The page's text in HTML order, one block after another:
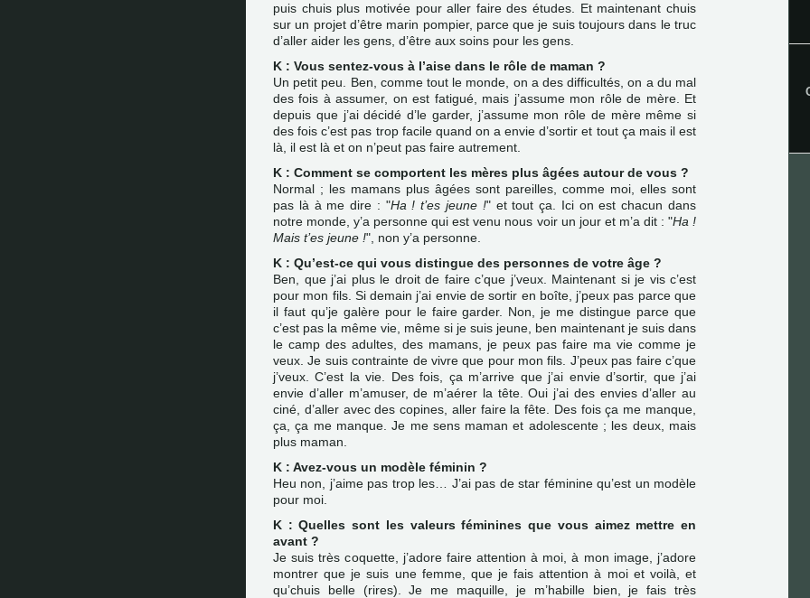
puis chuis plus motivée pour aller faire des études. Et maintenant chuis
sur un projet d’être marin pompier, parce que je suis toujours dans le truc
d’aller aider les gens, d’être aux soins pour les gens.
K : Vous sentez-vous à l’aise dans le rôle de maman ?
Un petit peu. Ben, comme tout le monde, on a des difficultés, on a du mal
des fois à assumer, on est fatigué, mais j’assume mon rôle de mère. Et
depuis que j’ai décidé d’le garder, j’assume mon rôle de mère même si
des fois c’est pas trop facile quand on a envie d’sortir et tout ça mais il est
là, il est là et on n’peut pas faire autrement.
K : Comment se comportent les mères plus âgées autour de vous ?
Normal ; les mamans plus âgées sont pareilles, comme moi, elles sont
pas là à me dire : "Ha ! t’es jeune !" et tout ça. Ici on est chacun dans
notre monde, y’a personne qui est venu nous voir un jour et m’a dit : "Ha !
Mais t’es jeune !", non y’a personne.
K : Qu’est-ce qui vous distingue des personnes de votre âge ?
Ben, que j’ai plus le droit de faire c’que j’veux. Maintenant si je vis c’est
pour mon fils. Si demain j’ai envie de sortir en boîte, j’peux pas parce que
il faut qu’je galère pour le faire garder. Non, je me distingue parce que
c’est pas la même vie, même si je suis jeune, ben maintenant je suis dans
le camp des adultes, des mamans, je peux pas faire ma vie comme je
veux. Je suis contrainte de vivre que pour mon fils. J’peux pas faire c’que
j’veux. C’est la vie. Des fois, ça m’arrive que j’ai envie d’sortir, que j’ai
envie d’aller m’amuser, de m’aérer la tête. Oui j’ai des envies d’aller au
ciné, d’aller avec des copines, aller faire la fête. Des fois ça me manque,
ça, ça me manque. Je me sens maman et adolescente ; les deux, mais
plus maman.
K : Avez-vous un modèle féminin ?
Heu non, j’aime pas trop les… J’ai pas de star féminine qu’est un modèle
pour moi.
K : Quelles sont les valeurs féminines que vous aimez mettre en
avant ?
Je suis très coquette, j’adore faire attention à moi, à mon image, j’adore
montrer que je suis une femme, que je fais attention à moi et voilà, et
qu’chuis belle (rires). Je me maquille, je m’habille bien, je fais très